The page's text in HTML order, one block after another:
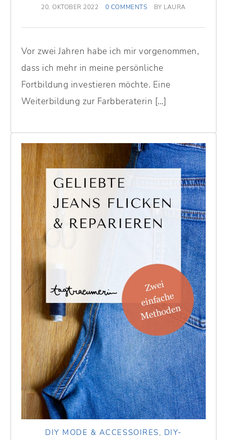
20. OKTOBER 2022 0 COMMENTS BY LAURA
Vor zwei Jahren habe ich mir vorgenommen,
dass ich mehr in meine persönliche
Fortbildung investieren möchte. Eine
Weiterbildung zur Farbberaterin […]
DIY MODE & ACCESSOIRES, DIY-